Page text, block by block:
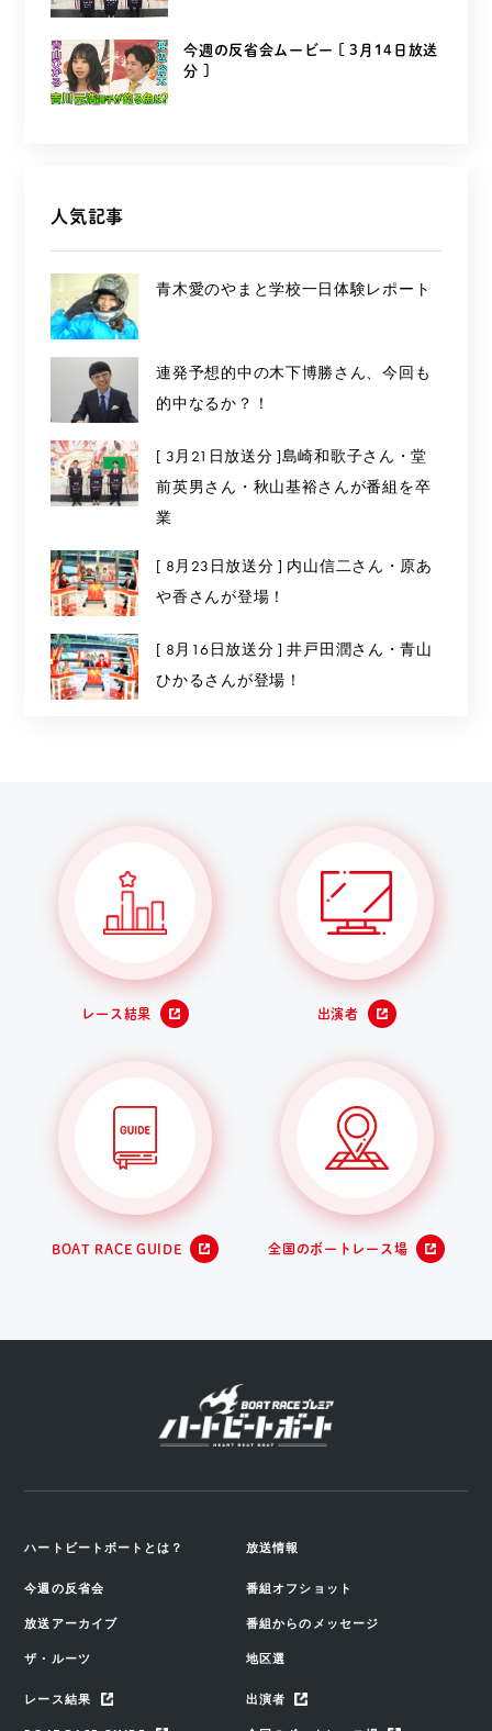
今週の反省会ムービー [ 3月14日放送
分 ]
人気記事
青木愛のやまと学校一日体験レポート
連発予想的中の木下博勝さん、今回も
的中なるか？！
[ 3月21日放送分 ]島崎和歌子さん・堂
前英男さん・秋山基裕さんが番組を卒
業
[ 8月23日放送分 ] 内山信二さん・原あ
や香さんが登場！
[ 8月16日放送分 ] 井戸田潤さん・青山
ひかるさんが登場！
レース結果 出演者
BOAT RACE GUIDE 全国のボートレース場
ハートビートボートとは？ 放送情報
今週の反省会 番組オフショット
放送アーカイブ 番組からのメッセージ
ザ・ルーツ 地区選
レース結果 出演者